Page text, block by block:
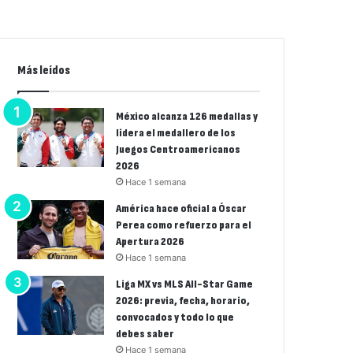
Más leídos
México alcanza 126 medallas y
lidera el medallero de los
Juegos Centroamericanos
2026
Hace 1 semana
América hace oficial a Óscar
Perea como refuerzo para el
Apertura 2026
Hace 1 semana
Liga MX vs MLS All-Star Game
2026: previa, fecha, horario,
convocados y todo lo que
debes saber
Hace 1 semana